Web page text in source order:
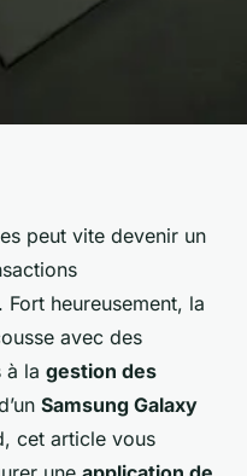
et
de
pour
sur un
peut vite devenir un
heureusement, la
avec des
à la gestion des
Samsung Galaxy
cet article vous